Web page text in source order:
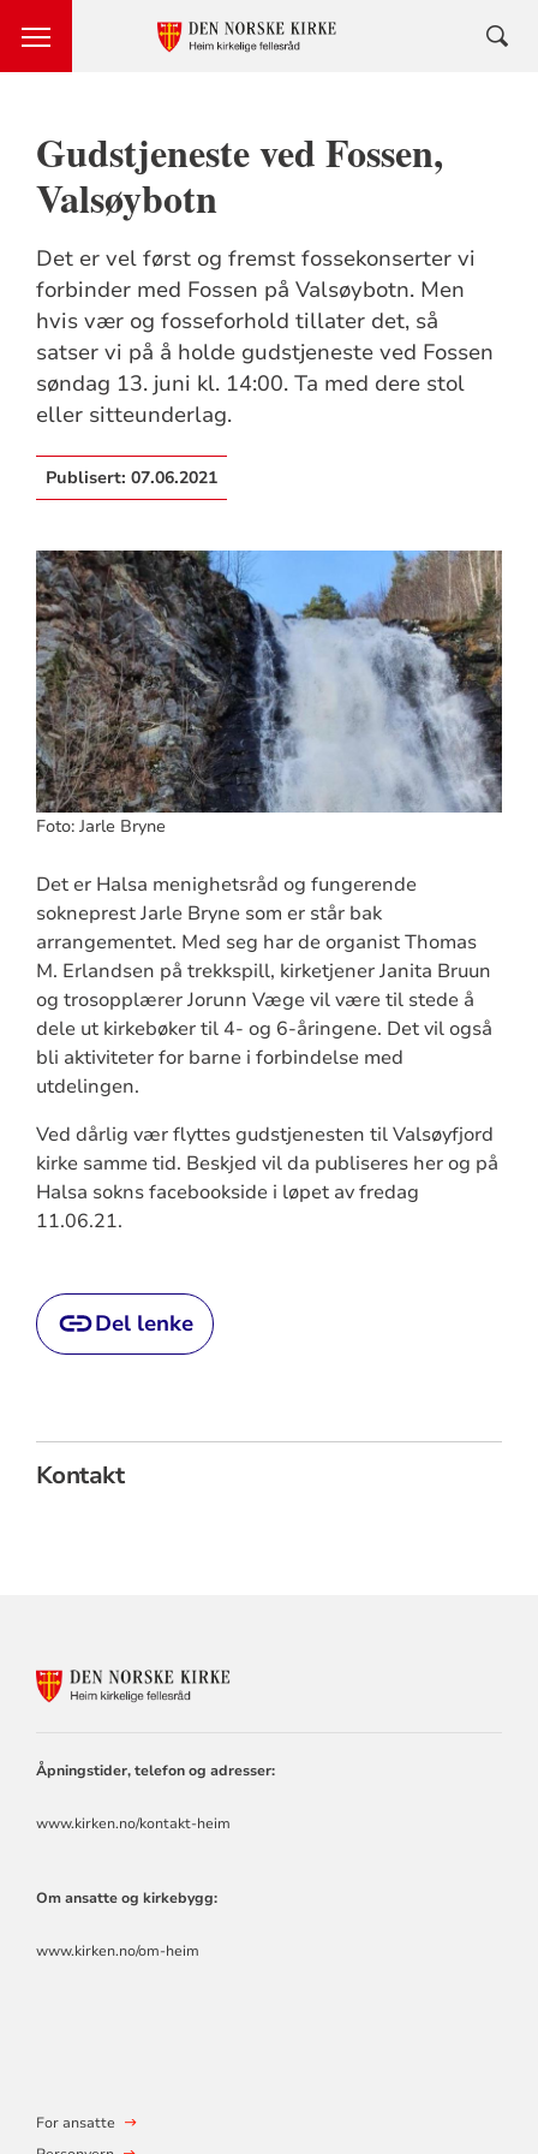
Gudstjeneste ved Fossen,
Valsøybotn
Det er vel først og fremst fossekonserter vi
forbinder med Fossen på Valsøybotn. Men
hvis vær og fosseforhold tillater det, så
satser vi på å holde gudstjeneste ved Fossen
søndag 13. juni kl. 14:00. Ta med dere stol
eller sitteunderlag.
Publisert: 07.06.2021
Foto: Jarle Bryne
Det er Halsa menighetsråd og fungerende
sokneprest Jarle Bryne som er står bak
arrangementet. Med seg har de organist Thomas
M. Erlandsen på trekkspill, kirketjener Janita Bruun
og trosopplærer Jorunn Væge vil være til stede å
dele ut kirkebøker til 4- og 6-åringene. Det vil også
bli aktiviteter for barne i forbindelse med
utdelingen.
Ved dårlig vær flyttes gudstjenesten til Valsøyfjord
kirke samme tid. Beskjed vil da publiseres her og på
Halsa sokns facebookside i løpet av fredag
11.06.21.
Del lenke
Kontakt
Åpningstider, telefon og adresser:
www.kirken.no/kontakt-heim
Om ansatte og kirkebygg:
www.kirken.no/om-heim
For ansatte